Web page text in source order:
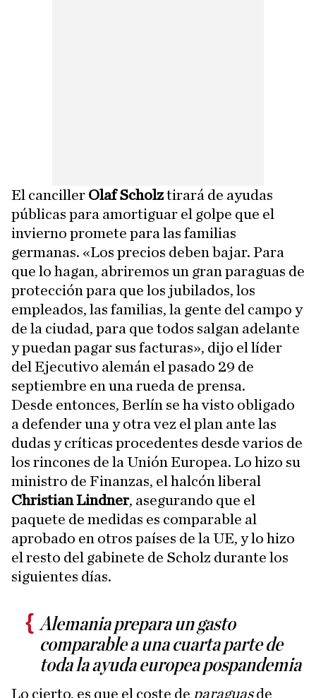
El canciller Olaf Scholztirará de ayudas
públicas para amortiguar el golpe que el
invierno promete para las familias
germanas. «Los precios deben bajar. Para
que lo hagan, abriremos un gran paraguas de
protección para que los jubilados, los
empleados, las familias, la gente del campo y
de la ciudad, para que todos salgan adelante
y puedan pagar sus facturas», dijo el líder
del Ejecutivo alemán el pasado 29 de
septiembre en una rueda de prensa.
Desde entonces, Berlín se ha visto obligado
a defender una y otra vez el plan ante las
dudas y críticas procedentes desde varios de
los rincones de la Unión Europea. Lo hizo su
ministro de Finanzas, el halcón liberal
Christian Lindner, asegurando que el
paquete de medidas es comparable al
aprobado en otros países de la UE, y lo hizo
el resto del gabinete de Scholz durante los
siguientes días.
Alemania prepara un gasto
comparable a una cuarta parte de
toda la ayuda europea pospandemia
Lo cierto, es que el coste de paraguasde